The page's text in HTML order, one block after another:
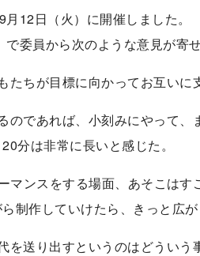
12日（火）に開催しました。
委員から次のような意見が寄せ
ちが目標に向かってお互いに
のであれば、小刻みにやって
分は非常に長いと感じた。
ンスをする場面、あそこは
制作していけたら、きっと広
を送り出すというのはどうい